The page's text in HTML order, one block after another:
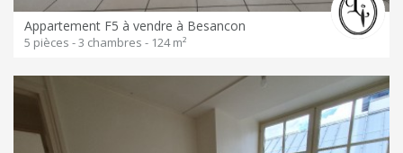
Appartement F5 à vendre à Besancon
5 pièces - 3 chambres - 124 m²